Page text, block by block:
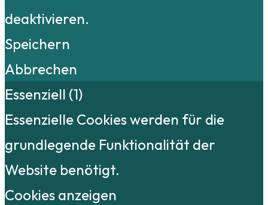
deaktivieren.
Speichern
Abbrechen
Essenziell (1)
Essenzielle Cookies werden für die
grundlegende Funktionalität der
Website benötigt.
Cookies anzeigen